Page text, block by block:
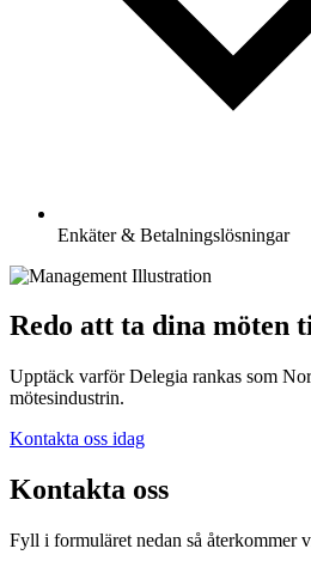
Enkäter & Betalningslösningar
Redo att ta dina möten
Upptäck varför Delegia rankas som
mötesindustrin.
Kontakta oss idag
Kontakta oss
Fyll i formuläret nedan så återkommer